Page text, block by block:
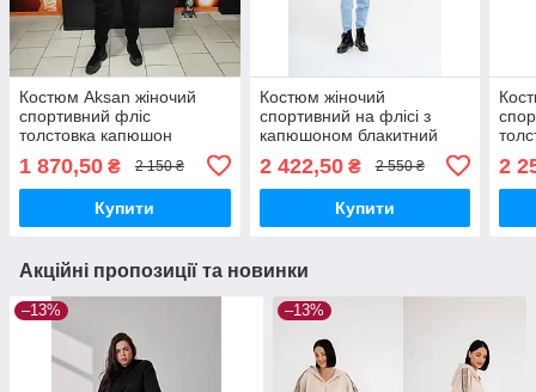
Костюм Aksan жіночий
спортивний фліс
толстовка капюшон
1 870,50 ₴ 2 150 ₴
Купити
Костюм жіночий
спортивний на флісі з
капюшоном блакитний
2 422,50₴ 2 550 ₴
Купити
2
Акційні пропозиції та новинки
–13% –13%